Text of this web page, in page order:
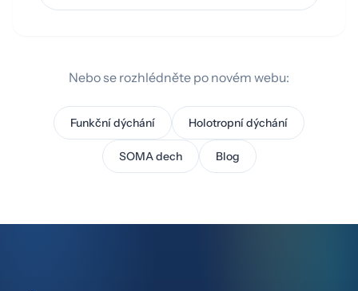
Nebo se rozhlédněte po novém webu:
Funkční dýchání Holotropní dýchání
SOMA dech Blog